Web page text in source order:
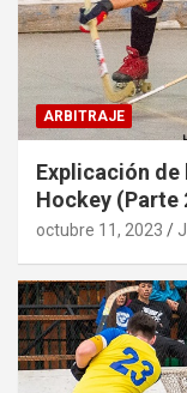
ARBITRAJE
Explicación de
Hockey (Parte
octubre 11, 2023